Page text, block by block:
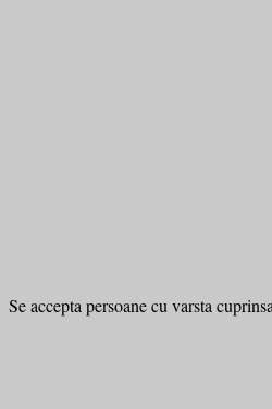
Se accepta persoane cu varsta